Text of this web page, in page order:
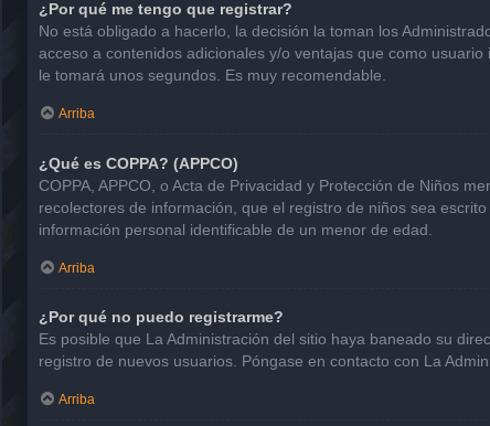
¿Por qué me tengo que registrar?
No está obligado a hacerlo, la decisión la toman los
acceso a contenidos adicionales y/o ventajas que como
le tomará unos segundos. Es muy recomendable.
Arriba
¿Qué es COPPA? (APPCO)
COPPA, APPCO, o Acta de Privacidad y Protección de Niños
recolectores de información, que el registro de niños sea
información personal identificable de un menor de edad.
Arriba
¿Por qué no puedo registrarme?
Es posible que La Administración del sitio haya baneado su
registro de nuevos usuarios. Póngase en contacto con La
Arriba